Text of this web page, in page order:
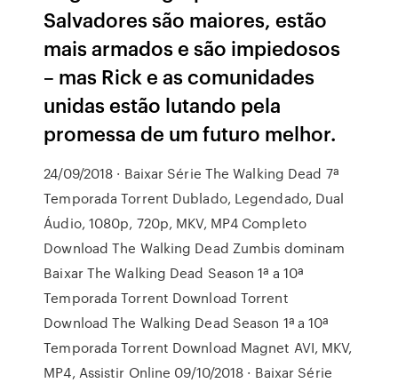
Salvadores são maiores, estão
mais armados e são impiedosos
– mas Rick e as comunidades
unidas estão lutando pela
promessa de um futuro melhor.
24/09/2018 · Baixar Série The Walking Dead 7ª
Temporada Torrent Dublado, Legendado, Dual
Áudio, 1080p, 720p, MKV, MP4 Completo
Download The Walking Dead Zumbis dominam
Baixar The Walking Dead Season 1ª a 10ª
Temporada Torrent Download Torrent
Download The Walking Dead Season 1ª a 10ª
Temporada Torrent Download Magnet AVI, MKV,
MP4, Assistir Online 09/10/2018 · Baixar Série